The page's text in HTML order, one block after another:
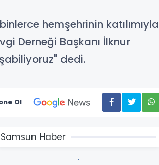
hemşehrinin katılımıyla
Derneği Başkanı İlknur
dedi.
Ol
Samsun Haber